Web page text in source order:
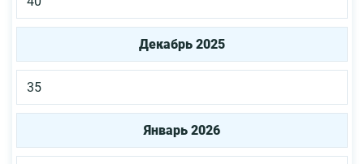
Декабрь 2025
35
Январь 2026